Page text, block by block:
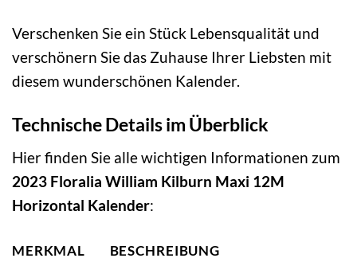
Verschenken Sie ein Stück Lebensqualität und
verschönern Sie das Zuhause Ihrer Liebsten mit
diesem wunderschönen Kalender.
Technische Details im Überblick
Hier finden Sie alle wichtigen Informationen zum
2023 Floralia William Kilburn Maxi 12M
Horizontal Kalender:
MERKMAL
BESCHREIBUNG